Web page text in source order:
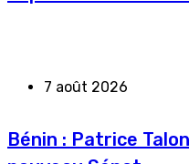
7 août 2026
Bénin : Patrice